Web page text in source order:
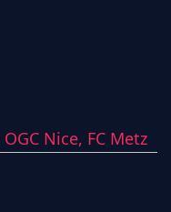
OGC Nice, FC Metz